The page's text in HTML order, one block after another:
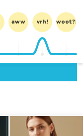
aww vrh! woot?!